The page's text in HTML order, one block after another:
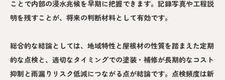
ことで内部の浸水兆候を早期に把握できます。記録写真や工程説
明を残すことが、将来の判断材料として有効です。
総合的な結論としては、地域特性と屋根材の性質を踏まえた定期
的な点検と、適切なタイミングでの塗装・補修が長期的なコスト
抑制と雨漏りリスク低減につながる点が結論です。点検頻度は新